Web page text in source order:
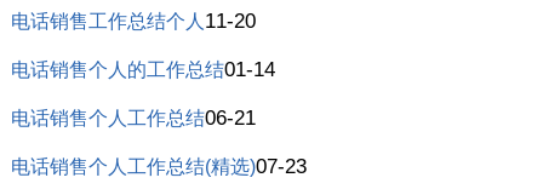
电话销售工作总结个人 11-20
电话销售个人的工作总结01-14
电话销售个人工作总结06-21
电话销售个人工作总结(精选)07-23